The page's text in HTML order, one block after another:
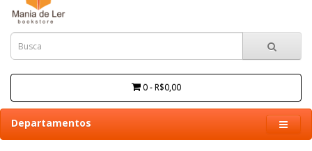
0 - R$0,00
Departamentos